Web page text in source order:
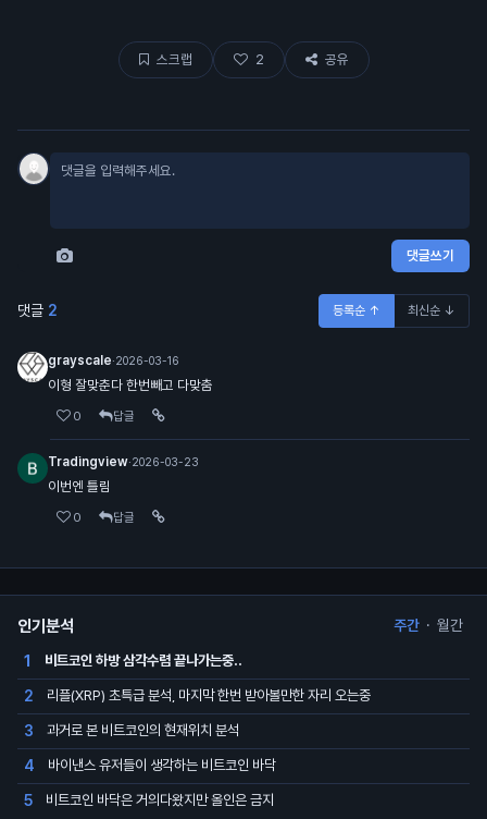
스크랩 2 공유
댓글쓰기
댓글 2 등록순 ↑ 최신순 ↓
grayscale·2026-03-16
이형 잘맞춘다 한번빼고 다맞춤
0 답글
Tradingview·2026-03-23
이번엔 틀림
0 답글
인기분석 주간 · 월간
1 비트코인 하방 삼각수렴 끝나가는중..
2 리플(XRP) 초특급 분석, 마지막 한번 받아볼만한 자리 오는중
3 과거로 본 비트코인의 현재위치 분석
4 바이낸스 유저들이 생각하는 비트코인 바닥
5 비트코인 바닥은 거의다왔지만 올인은 금지